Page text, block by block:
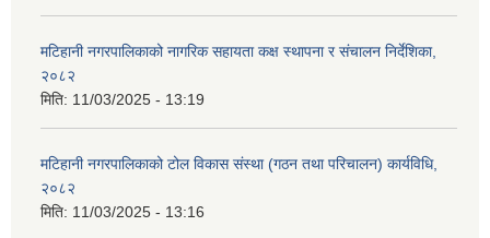
मटिहानी नगरपालिकाको नागरिक सहायता कक्ष स्थापना र संचालन निर्देशिका,
२०८२
मिति: 11/03/2025 - 13:19
मटिहानी नगरपालिकाको टोल विकास संस्था (गठन तथा परिचालन) कार्यविधि,
२०८२
मिति: 11/03/2025 - 13:16